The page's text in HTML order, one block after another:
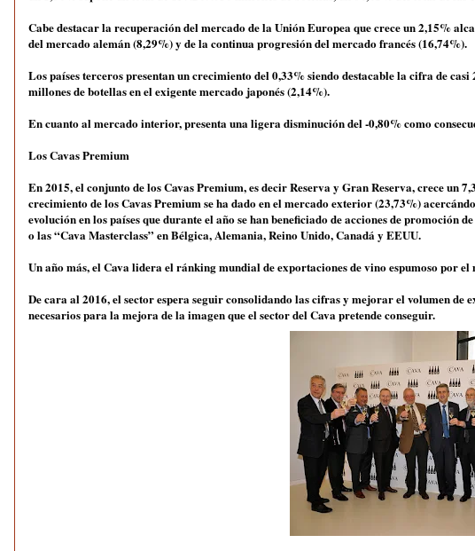
Cabe destacar la recuperación del mercado de la Unión Europea que crece un 2,15%
del mercado alemán (8,29%) y de la continua progresión del mercado francés (16,74%).
Los países terceros presentan un crecimiento del 0,33% siendo destacable la cifra de
millones de botellas en el exigente mercado japonés (2,14%).
En cuanto al mercado interior, presenta una ligera disminución del -0,80% como
Los Cavas Premium
En 2015, el conjunto de los Cavas Premium, es decir Reserva y Gran Reserva, crece un
crecimiento de los Cavas Premium se ha dado en el mercado exterior (23,73%)
evolución en los países que durante el año se han beneficiado de acciones de promoción
o las “Cava Masterclass” en Bélgica, Alemania, Reino Unido, Canadá y EEUU.
Un año más, el Cava lidera el ránking mundial de exportaciones de vino espumoso por
De cara al 2016, el sector espera seguir consolidando las cifras y mejorar el volumen
necesarios para la mejora de la imagen que el sector del Cava pretende conseguir.